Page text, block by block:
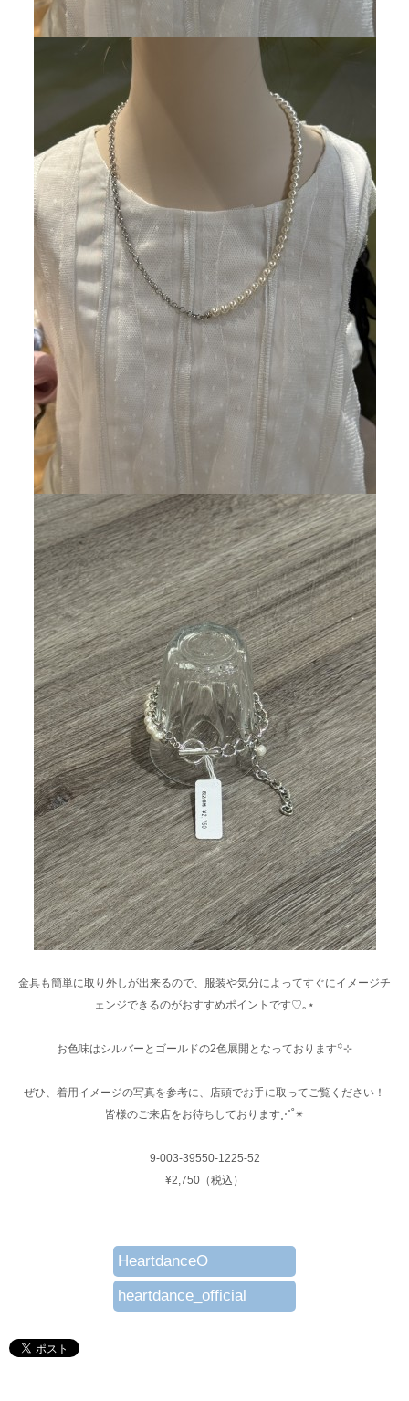
金具も簡単に取り外しが出来るので、服装や気分によってすぐにイメージチ
ェンジできるのがおすすめポイントです♡｡⋆
お色味はシルバーとゴールドの2色展開となっております꙳⊹
ぜひ、着用イメージの写真を参考に、店頭でお手に取ってご覧ください！
皆様のご来店をお待ちしております⋰˚✴︎
9-003-39550-1225-52
¥2,750（税込）
HeartdanceO
heartdance_official